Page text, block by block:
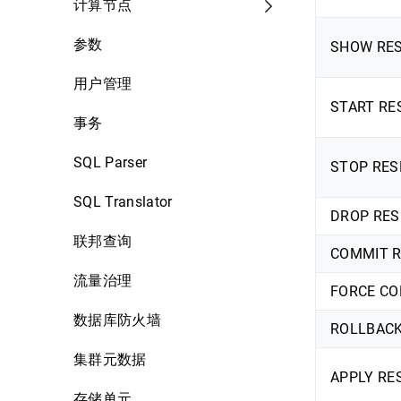
计算节点
参数
用户管理
事务
SQL Parser
SQL Translator
联邦查询
流量治理
数据库防火墙
集群元数据
SHOW
START
STOP
DROP
COMMIT
FORCE
APPLY